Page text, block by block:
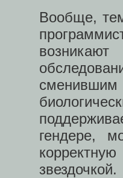
Вообще,
сменившим
гендере,
звездочкой.